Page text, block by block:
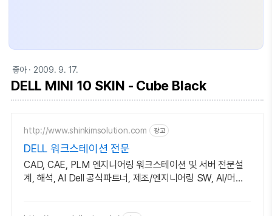
좋아· 2009. 9. 17.
DELL MINI 10 SKIN - Cube Black
http://www.shinkimsolution.com 광고
DELL 워크스테이션 전문
CAD, CAE, PLM 엔지니어링 워크스테이션 및 서버 전문설
계, 해석, AI Dell 공식파트너, 제조/엔지니어링 SW, AI/머신